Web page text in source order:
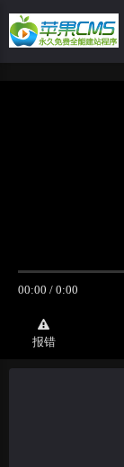
报错